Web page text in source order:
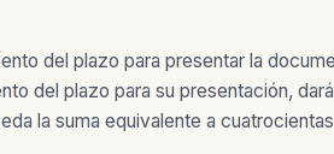
del plazo para presentar la
del plazo para su presentación,
la suma equivalente a